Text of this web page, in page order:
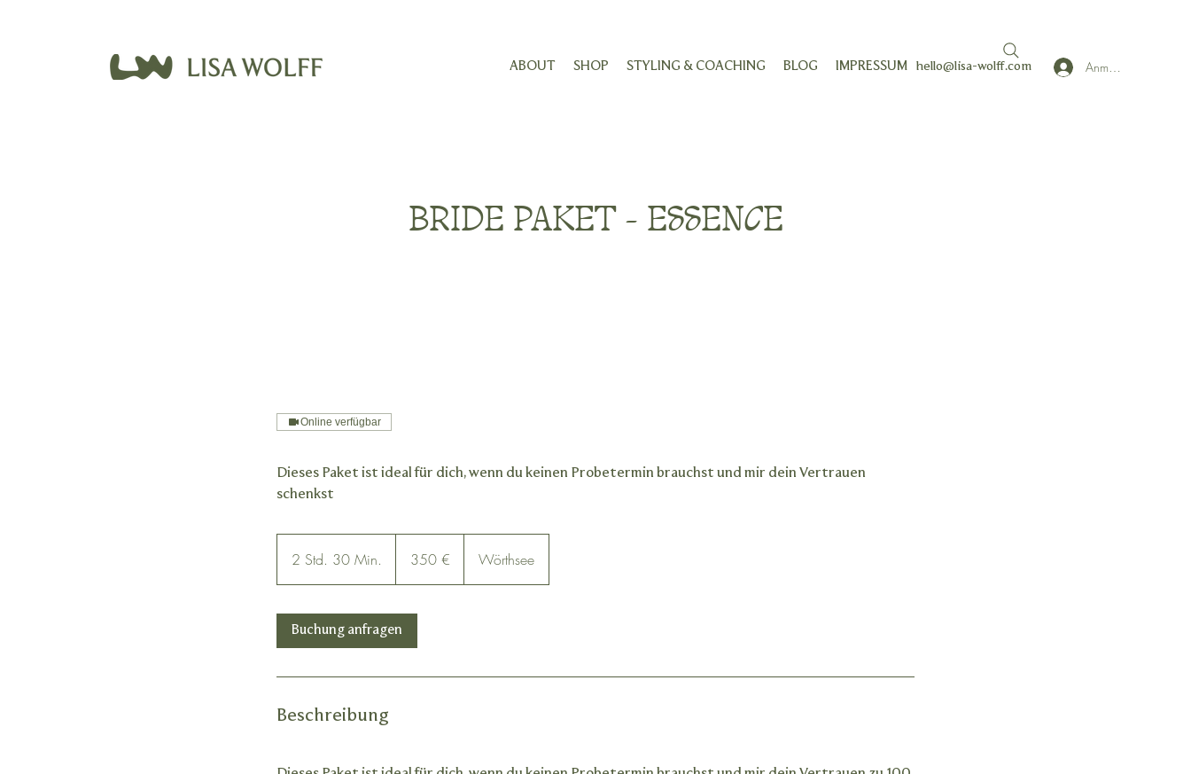
ABOUT SHOP STYLING & COACHING BLOG IMPRESSUM hello@lisa-wolff.com Anmelden
BRIDE PAKET - ESSENCE
Online verfügbar
Dieses Paket ist ideal für dich, wenn du keinen Probetermin brauchst und mir dein Vertrauen
schenkst
2 Std. 30 Min.
S
d
.
M
i
350 € Wörthsee
Buchung anfragen
Beschreibung